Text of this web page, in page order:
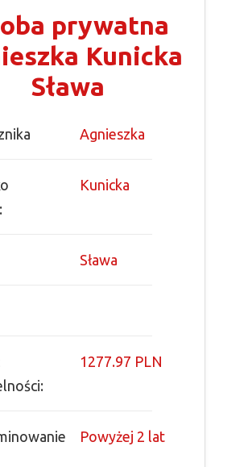
prywatna
Kunicka
Sława
Agnieszka
Kunicka
Sława
1277.97 PLN
Powyżej 2 lat